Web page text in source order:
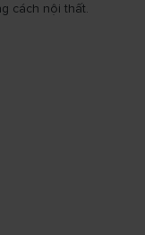
cách nội thất.